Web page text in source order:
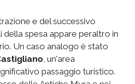
e del successivo
spesa appare peraltro in
Un caso analogo è stato
, un'area
passaggio turistico.